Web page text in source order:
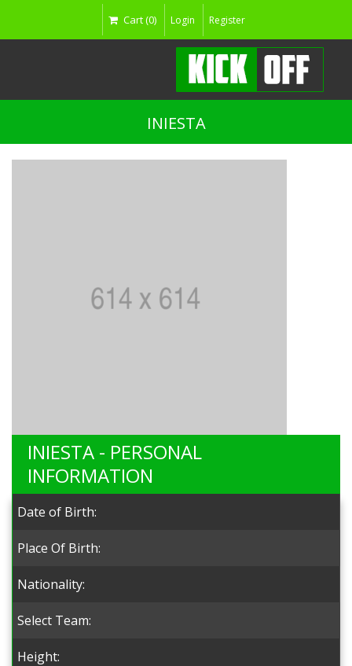
Cart (0) Login Register
INIESTA
INIESTA - PERSONAL
INFORMATION
Date of Birth:
Place Of Birth:
Nationality:
Select Team:
Height: